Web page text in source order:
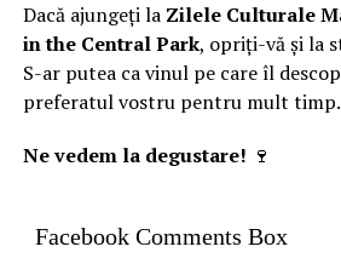
Dacă ajungeți la Zilele Culturale
in the Central Park, opriți-vă și la
S-ar putea ca vinul pe care îl
preferatul vostru pentru mult timp.
Ne vedem la degustare! 🍷
Facebook Comments Box